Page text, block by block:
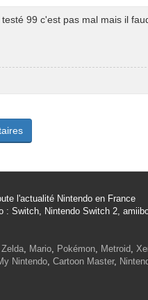
99 c'est pas mal mais il
l'actualité Nintendo en France
: Switch, Nintendo Switch 2,
Zelda, Mario, Pokémon, Metroid,
Nintendo, Cartoon Master,